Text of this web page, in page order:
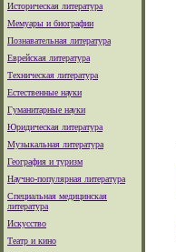
Историческая литература
Мемуары и биографии
Познавательная литература
Еврейская литература
Техническая литература
Естественные науки
Гуманитарные науки
Юридическая литература
Музыкальная литература
География и туризм
Научно-популярная литература
Специальная медицинская
литература
Искусство
Театр и кино